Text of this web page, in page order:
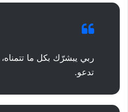
ربي يبشرّك بكل ما
تدعو.